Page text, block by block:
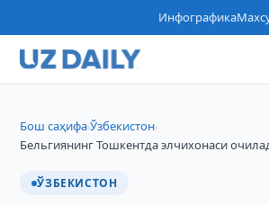
Инфографика
Бош саҳифа›Ўзбекистон›
Бельгиянинг Тошкентда элчихонаси
ЎЗБЕКИСТОН